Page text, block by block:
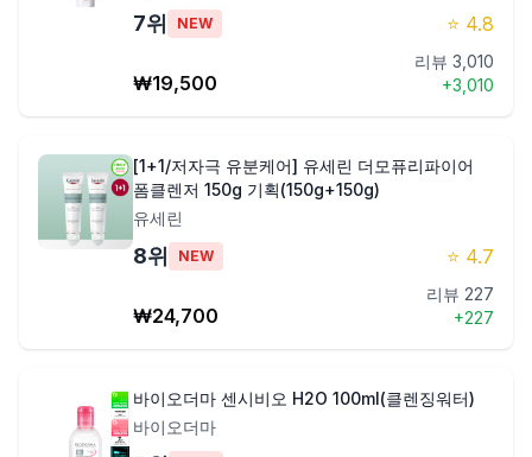
7위 NEW ⭐ 4.8
₩19,500
리뷰 3,010
+3,010
[1+1/저자극 유분케어] 유세린 더모퓨리파이어
폼클렌저 150g 기획(150g+150g)
유세린
8위 NEW ⭐ 4.7
₩24,700
리뷰 227
+227
바이오더마 센시비오 H2O 100ml(클렌징워터)
바이오더마